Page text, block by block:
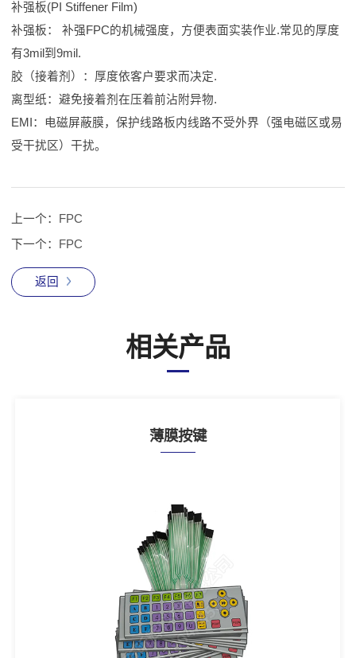
补强板(PI Stiffener Film)
补强板： 补强FPC的机械强度，方便表面实装作业.常见的厚度
有3mil到9mil.
胶（接着剂）：厚度依客户要求而决定.
离型纸：避免接着剂在压着前沾附异物.
EMI：电磁屏蔽膜，保护线路板内线路不受外界（强电磁区或易
受干扰区）干扰。
上一个：
FPC
下一个：
FPC
返回
相关产品
薄膜按键